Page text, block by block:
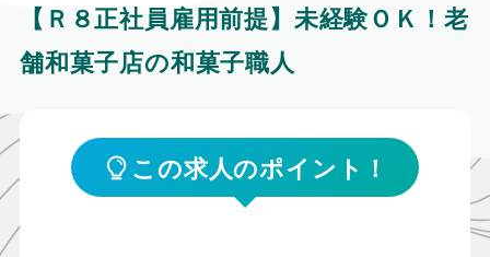
【Ｒ８正社員雇用前提】未経験ＯＫ！老
舗和菓子店の和菓子職人
この求人のポイント！